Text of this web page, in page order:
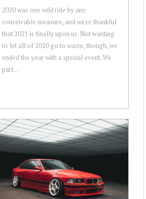
2020 was one wild ride by any
conceivable measure, and we're thankful
that 2021 is finally upon us. Not wanting
to let all of 2020 go to waste, though, we
ended the year with a special event. We
part...